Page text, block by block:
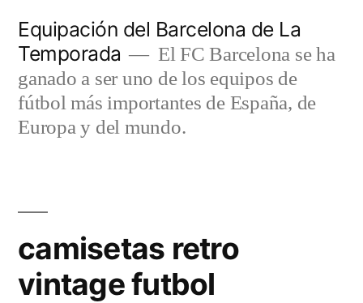
contenido
Equipación del Barcelona de La
Temporada
El FC Barcelona se ha
ganado a ser uno de los equipos de
fútbol más importantes de España, de
Europa y del mundo.
camisetas retro
vintage futbol